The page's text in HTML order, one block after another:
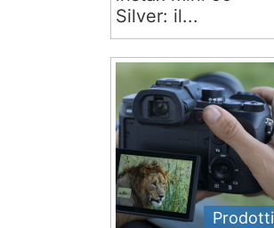
Silver: il...
Prodotti